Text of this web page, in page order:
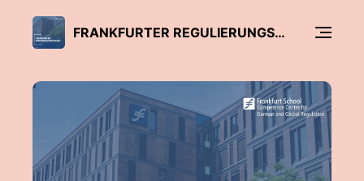
FRANKFURTER REGULIERUNGSPODCAST (FCCR) – MIT HOST ERKAN WISLER